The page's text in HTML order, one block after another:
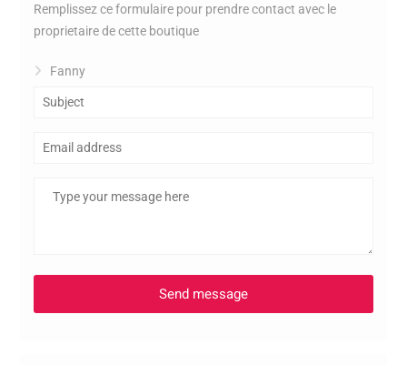
Remplissez ce formulaire pour prendre contact avec le
proprietaire de cette boutique
Fanny